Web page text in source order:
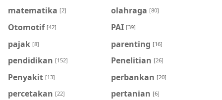
matematika [2] olahraga [80]
Otomotif [42] PAI [39]
pajak [8] parenting [16]
pendidikan [152] Penelitian [26]
Penyakit [13] perbankan [20]
percetakan [22] pertanian [6]